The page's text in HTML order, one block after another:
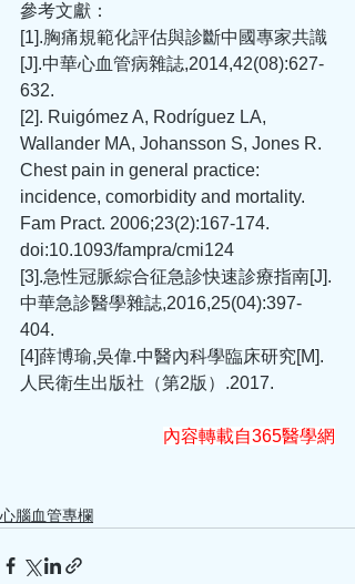
參考文獻：
[1].胸痛規範化評估與診斷中國專家共識
[J].中華心血管病雜誌,2014,42(08):627-
632.
[2]. Ruigómez A, Rodríguez LA,
Wallander MA, Johansson S, Jones R.
Chest pain in general practice:
incidence, comorbidity and mortality.
Fam Pract. 2006;23(2):167-174.
doi:10.1093/fampra/cmi124
[3].急性冠脈綜合征急診快速診療指南[J].
中華急診醫學雜誌,2016,25(04):397-
404.
[4]薛博瑜,吳偉.中醫內科學臨床研究[M].
人民衛生出版社（第2版）.2017.
內容轉載自365醫學網
心腦血管專欄